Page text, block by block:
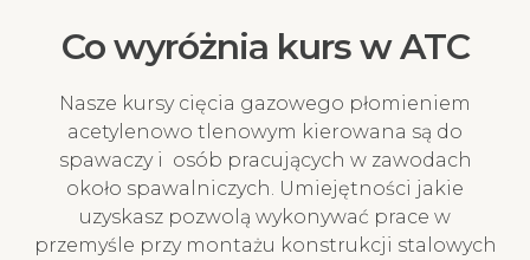
Co wyróżnia kurs w ATC
Nasze kursy cięcia gazowego płomieniem
acetylenowo tlenowym kierowana są do
spawaczy i osób pracujących w zawodach
około spawalniczych. Umiejętności jakie
uzyskasz pozwolą wykonywać prace w
przemyśle przy montażu konstrukcji stalowych